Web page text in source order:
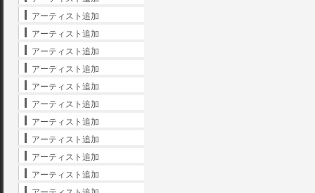
アーティスト追加
アーティスト追加
アーティスト追加
アーティスト追加
アーティスト追加
アーティスト追加
アーティスト追加
アーティスト追加
アーティスト追加
アーティスト追加